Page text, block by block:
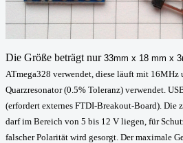
Die Größe beträgt nur 33mm x 18 mm x
ATmega328 verwendet, diese läuft mit 16MHz
Quarzresonator (0.5% Toleranz) verwendet.
(erfordert externes FTDI-Breakout-Board). Die
darf im Bereich von 5 bis 12 V liegen, für
falscher Polarität wird gesorgt. Der maximale